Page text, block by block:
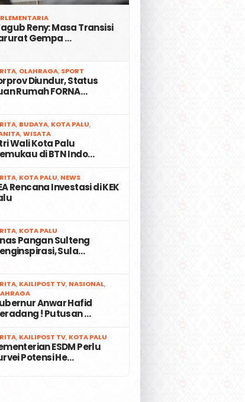
Reny: Masa Transisi
Gempa …
, OLAHRAGA, SPORT
Diundur, Status
Rumah FORNA…
, BUDAYA, KOTA PALU,
,WISATA
Wali Kota Palu
di BTN Indo…
, KOTA PALU, NEWS
Rencana Investasi di KEK
, KOTA PALU
Pangan Sulteng
Sula…
, KAILIPOST TV, NASIONAL,
Anwar Hafid
! Putusan …
, KAILIPOST TV, KOTA PALU
ESDM Perlu
Potensi He…